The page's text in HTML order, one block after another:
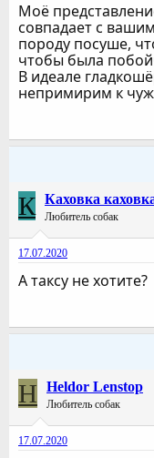
Моё
совпадает с
породу посуше,
чтобы была
В идеале
непримирим к
К Каховка
Любитель собак
17.07.2020
А таксу не хотите?
H Heldor Lenstop
Любитель собак
17.07.2020